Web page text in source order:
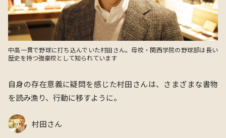
中高一貫で野球に打ち込んでいた村田さん。母校・関西学院の野球部は長い
歴史を持つ強豪校として知られています
自身の存在意義に疑問を感じた村田さんは、さまざまな書物
を読み漁り、行動に移すように。
村田さん